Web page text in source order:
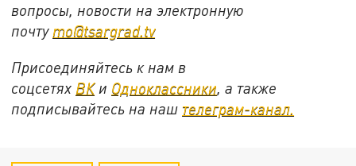
вопросы, новости на электронную
почту mo@tsargrad.tv
Присоединяйтесь к нам в
соцсетях ВКи Одноклассники, а также
подписывайтесь на наш телеграм-канал.